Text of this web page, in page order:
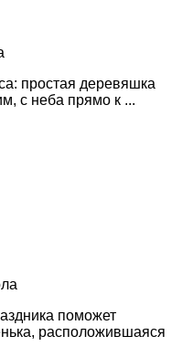
простая деревяшка
с неба прямо к ...
поможет
расположившаяся